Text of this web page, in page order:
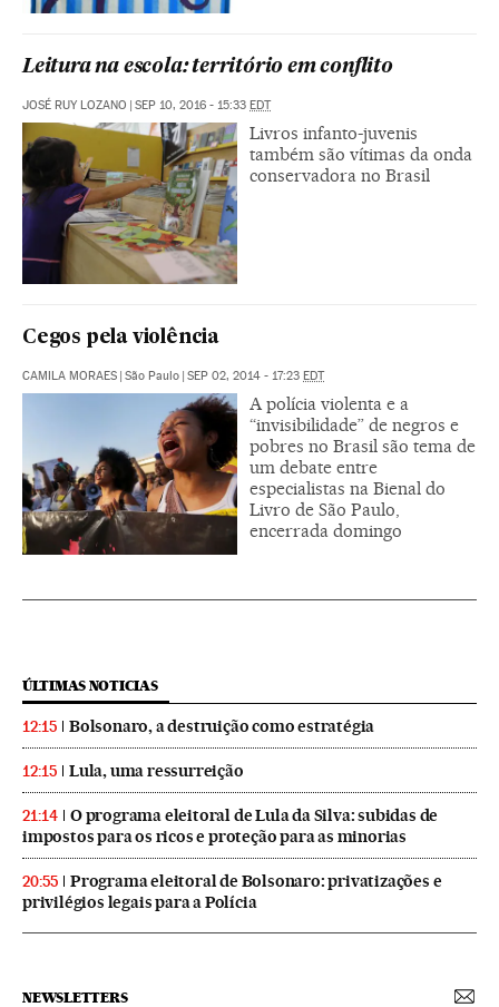
Leitura na escola: território em conflito
JOSÉ RUY LOZANO | SEP 10, 2016 - 15:33 EDT
Livros infanto-juvenis
também são vítimas da onda
conservadora no Brasil
Cegos pela violência
CAMILA MORAES | São Paulo | SEP 02, 2014 - 17:23 EDT
A polícia violenta e a
“invisibilidade” de negros e
pobres no Brasil são tema de
um debate entre
especialistas na Bienal do
Livro de São Paulo,
encerrada domingo
ÚLTIMAS NOTICIAS
12:15 Bolsonaro, a destruição como estratégia
12:15 Lula, uma ressurreição
21:14
O programa eleitoral de Lula da Silva: subidas de
impostos para os ricos e proteção para as minorias
20:55
Programa eleitoral de Bolsonaro: privatizações e
privilégios legais para a Polícia
NEWSLETTERS